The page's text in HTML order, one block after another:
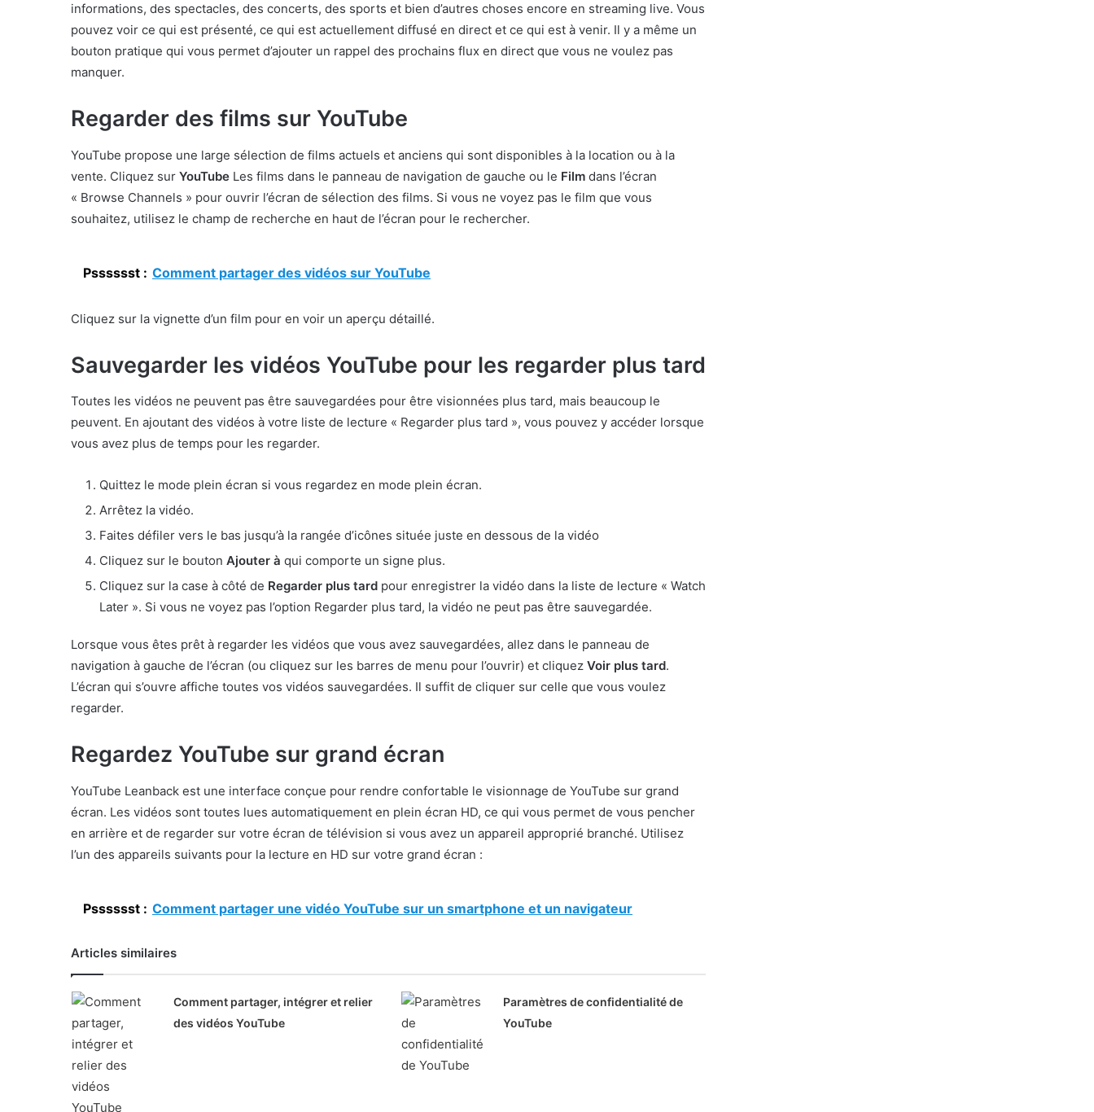
informations, des spectacles, des concerts, des sports et bien d’autres choses encore en streaming live. Vous
pouvez voir ce qui est présenté, ce qui est actuellement diffusé en direct et ce qui est à venir. Il y a même un
bouton pratique qui vous permet d’ajouter un rappel des prochains flux en direct que vous ne voulez pas
manquer.
Regarder des films sur YouTube
YouTube propose une large sélection de films actuels et anciens qui sont disponibles à la location ou à la
vente. Cliquez sur YouTube Les films dans le panneau de navigation de gauche ou le Film dans l’écran
« Browse Channels » pour ouvrir l’écran de sélection des films. Si vous ne voyez pas le film que vous
souhaitez, utilisez le champ de recherche en haut de l’écran pour le rechercher.
Psssssst : Comment partager des vidéos sur YouTube
Cliquez sur la vignette d’un film pour en voir un aperçu détaillé.
Sauvegarder les vidéos YouTube pour les regarder plus tard
Toutes les vidéos ne peuvent pas être sauvegardées pour être visionnées plus tard, mais beaucoup le
peuvent. En ajoutant des vidéos à votre liste de lecture « Regarder plus tard », vous pouvez y accéder lorsque
vous avez plus de temps pour les regarder.
Quittez le mode plein écran si vous regardez en mode plein écran.
Arrêtez la vidéo.
Faites défiler vers le bas jusqu’à la rangée d’icônes située juste en dessous de la vidéo
Cliquez sur le bouton Ajouter à qui comporte un signe plus.
Cliquez sur la case à côté de Regarder plus tard pour enregistrer la vidéo dans la liste de lecture « Watch
Later ». Si vous ne voyez pas l’option Regarder plus tard, la vidéo ne peut pas être sauvegardée.
Lorsque vous êtes prêt à regarder les vidéos que vous avez sauvegardées, allez dans le panneau de
navigation à gauche de l’écran (ou cliquez sur les barres de menu pour l’ouvrir) et cliquez Voir plus tard.
L’écran qui s’ouvre affiche toutes vos vidéos sauvegardées. Il suffit de cliquer sur celle que vous voulez
regarder.
Regardez YouTube sur grand écran
YouTube Leanback est une interface conçue pour rendre confortable le visionnage de YouTube sur grand
écran. Les vidéos sont toutes lues automatiquement en plein écran HD, ce qui vous permet de vous pencher
en arrière et de regarder sur votre écran de télévision si vous avez un appareil approprié branché. Utilisez
l’un des appareils suivants pour la lecture en HD sur votre grand écran :
Psssssst : Comment partager une vidéo YouTube sur un smartphone et un navigateur
Articles similaires
Comment partager, intégrer et relier
des vidéos YouTube
Paramètres de confidentialité de
YouTube